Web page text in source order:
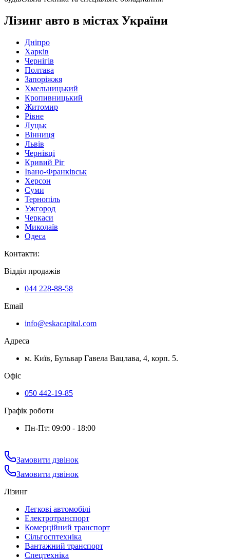
Лізинг авто в містах України
Дніпро
Харків
Чернігів
Полтава
Запоріжжя
Хмельницький
Кропивницький
Житомир
Рівне
Луцьк
Вінниця
Львів
Чернівці
Кривий Ріг
Івано-Франківськ
Херсон
Суми
Тернопіль
Ужгород
Черкаси
Миколаїв
Одеса
Контакти:
Відділ продажів
044 228-88-58
Email
info@eskacapital.com
Адреса
м. Київ, Бульвар Гавела Вацлава, 4, корп. 5.
Офіс
050 442-19-85
Графік роботи
Пн-Пт: 09:00 - 18:00
Замовити дзвінок
Замовити дзвінок
Лізинг
Легкові автомобілі
Електротранспорт
Комерційний транспорт
Сільгосптехніка
Вантажний транспорт
Спецтехніка